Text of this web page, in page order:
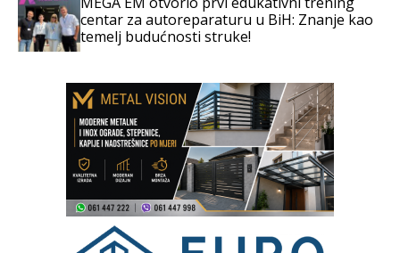
centar za autoreparaturu u BiH: Znanje kao
temelj budućnosti struke!